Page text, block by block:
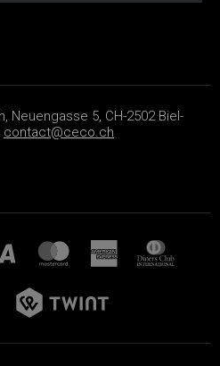
Neuengasse 5, CH-2502 Biel-
contact@ceco.ch